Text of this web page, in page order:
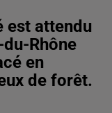
est attendu
Rhône
en
de forêt.